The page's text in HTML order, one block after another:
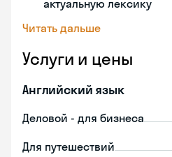
актуальную лексику
Читать дальше
Услуги и цены
Английский язык
Деловой - для бизнеса
Для путешествий